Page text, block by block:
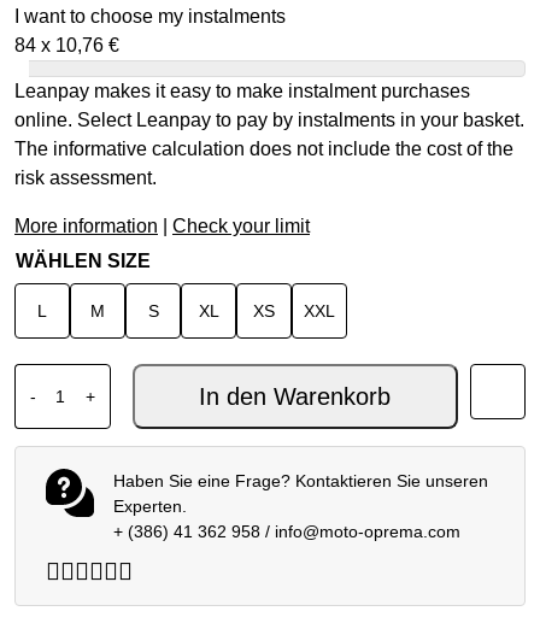
I want to choose my instalments
84 x 10,76 €
Leanpay makes it easy to make instalment purchases
online. Select Leanpay to pay by instalments in your basket.
The informative calculation does not include the cost of the
risk assessment.
More information
Check your limit
WÄHLEN SIZE
L M S XL XS XXL
-
SHOEI NXR2 GUNDAM TC-10 Menge
+ In den Warenkorb
Haben Sie eine Frage? Kontaktieren Sie unseren
Experten.
+ (386) 41 362 958/ info@moto-oprema.com